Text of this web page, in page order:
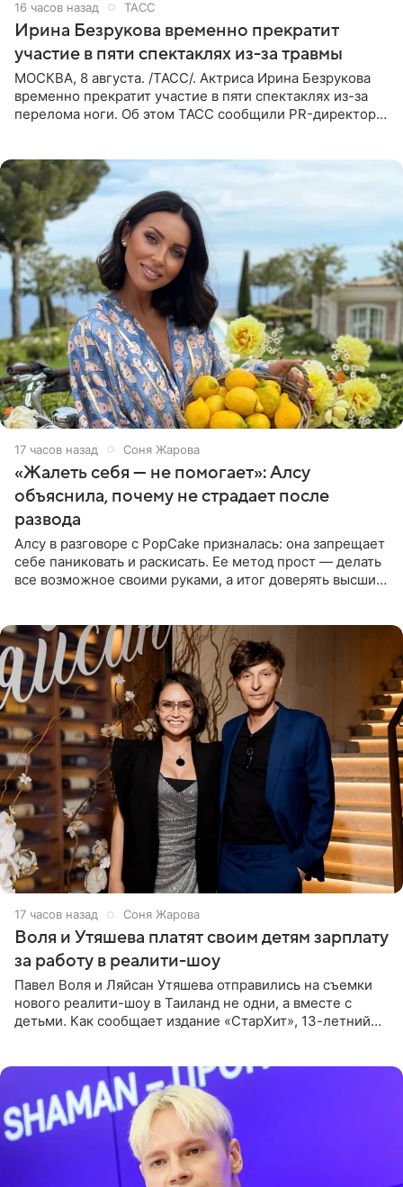
16 часов назад ТАСС
Ирина Безрукова временно прекратит
участие в пяти спектаклях из-за травмы
МОСКВА, 8 августа. /ТАСС/. Актриса Ирина Безрукова
временно прекратит участие в пяти спектаклях из-за
перелома ноги. Об этом ТАСС сообщили PR-директор
17 часов назад Соня Жарова
«Жалеть себя — не помогает»: Алсу
объяснила, почему не страдает после
развода
Алсу в разговоре с PopCake призналась: она запрещает
себе паниковать и раскисать. Ее метод прост — делать
все возможное своими руками, а итог доверять высшим
17 часов назад Соня Жарова
Воля и Утяшева платят своим детям зарплату
за работу в реалити-шоу
Павел Воля и Ляйсан Утяшева отправились на съемки
нового реалити-шоу в Таиланд не одни, а вместе с
детьми. Как сообщает издание «СтарХит», 13-летний